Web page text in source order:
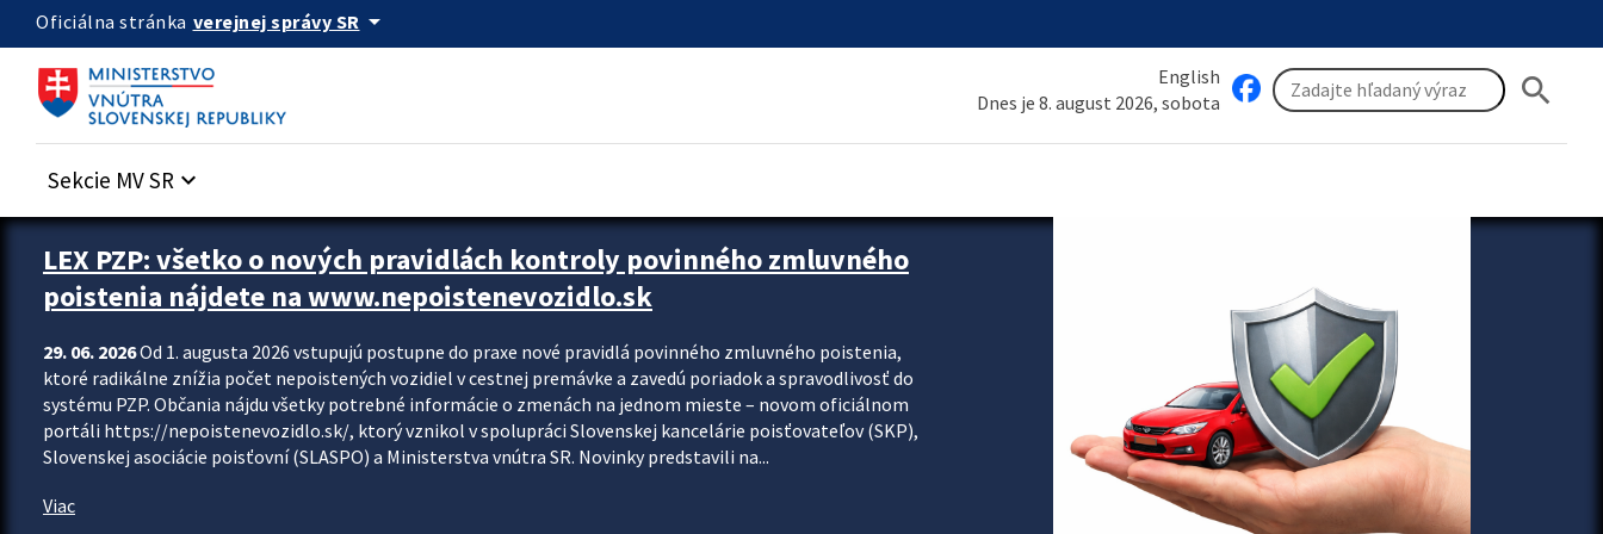
Preskocit na hlavný obsah
Oficiálna stránka verejnej správy SR arrow_drop_down
English
Dnes je 8. august 2026, sobota
search
Sekcie MV SR keyboard_arrow_down
Zastavit automatický posun upútavok
LEX PZP: všetko o nových pravidlách kontroly povinného zmluvného
poistenia nájdete na www.nepoistenevozidlo.sk
29. 06. 2026Od 1. augusta 2026 vstupujú postupne do praxe nové pravidlá povinného zmluvného poistenia,
ktoré radikálne znížia počet nepoistených vozidiel v cestnej premávke a zavedú poriadok a spravodlivosť do
systému PZP. Občania nájdu všetky potrebné informácie o zmenách na jednom mieste – novom oficiálnom
portáli https://nepoistenevozidlo.sk/, ktorý vznikol v spolupráci Slovenskej kancelárie poisťovateľov (SKP),
Slovenskej asociácie poisťovní (SLASPO) a Ministerstva vnútra SR. Novinky predstavili na...
Viac